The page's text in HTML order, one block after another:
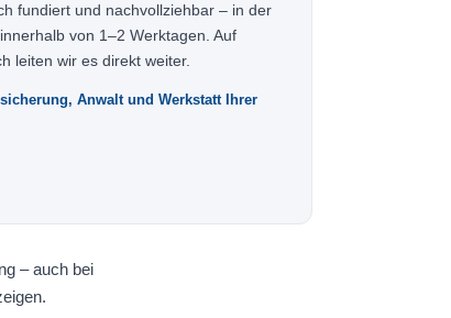
fundiert und nachvollziehbar – in der
von 1–2 Werktagen. Auf
leiten wir es direkt weiter.
Anwalt und Werkstatt Ihrer
– auch bei